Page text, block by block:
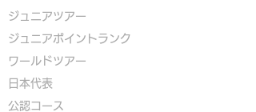
ジュニアツアー
ジュニアポイントランク
​ワールドツアー
​​日本代表
公認コース